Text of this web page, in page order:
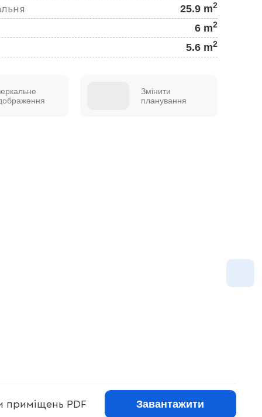
25.9 m2
6 m2
5.6 m2
Змінити
планування
приміщень PDF Завантажити